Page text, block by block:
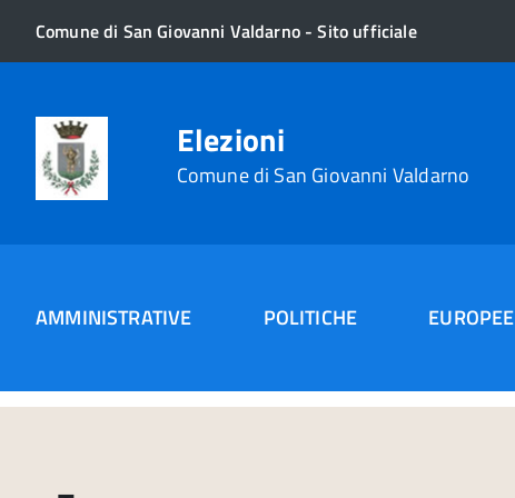
Comune di San Giovanni Valdarno - Sito ufficiale
Elezioni
Comune di San Giovanni Valdarno
AMMINISTRATIVE POLITICHE EUROPEE